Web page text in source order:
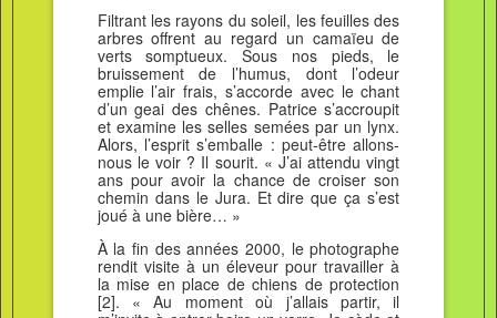
Filtrant les rayons du soleil, les feuilles des
arbres offrent au regard un camaïeu de
verts somptueux. Sous nos pieds, le
bruissement de l’humus, dont l’odeur
emplie l’air frais, s’accorde avec le chant
d’un geai des chênes. Patrice s’accroupit
et examine les selles semées par un lynx.
Alors, l’esprit s’emballe : peut-être allons-
nous le voir ? Il sourit. « J’ai attendu vingt
ans pour avoir la chance de croiser son
chemin dans le Jura. Et dire que ça s’est
joué à une bière… »
À la fin des années 2000, le photographe
rendit visite à un éleveur pour travailler à
la mise en place de chiens de protection
[2]. « Au moment où j’allais partir, il